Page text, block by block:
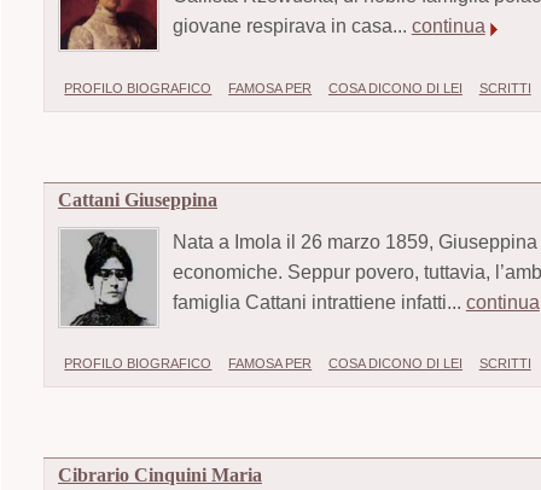
giovane respirava in casa... continua
PROFILO BIOGRAFICO FAMOSA PER COSA DICONO DI LEI SCRITTI
Cattani Giuseppina
Nata a Imola il 26 marzo 1859,
economiche. Seppur povero, tuttavia,
famiglia Cattani intrattiene infatti... continua
PROFILO BIOGRAFICO FAMOSA PER COSA DICONO DI LEI SCRITTI
Cibrario Cinquini Maria